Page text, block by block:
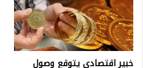
خبير اقتصادي يتوقع وصول